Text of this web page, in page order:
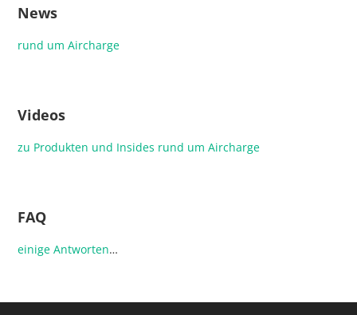
News
rund um Aircharge
Videos
zu Produkten und Insides rund um Aircharge
FAQ
einige Antworten…